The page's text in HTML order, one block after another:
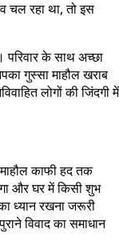
चल रहा था, तो इस
परिवार के साथ अच्छा
गुस्सा माहौल खराब
लोगों की जिंदगी में
काफी हद तक
और घर में किसी शुभ
ध्यान रखना जरूरी
विवाद का समाधान